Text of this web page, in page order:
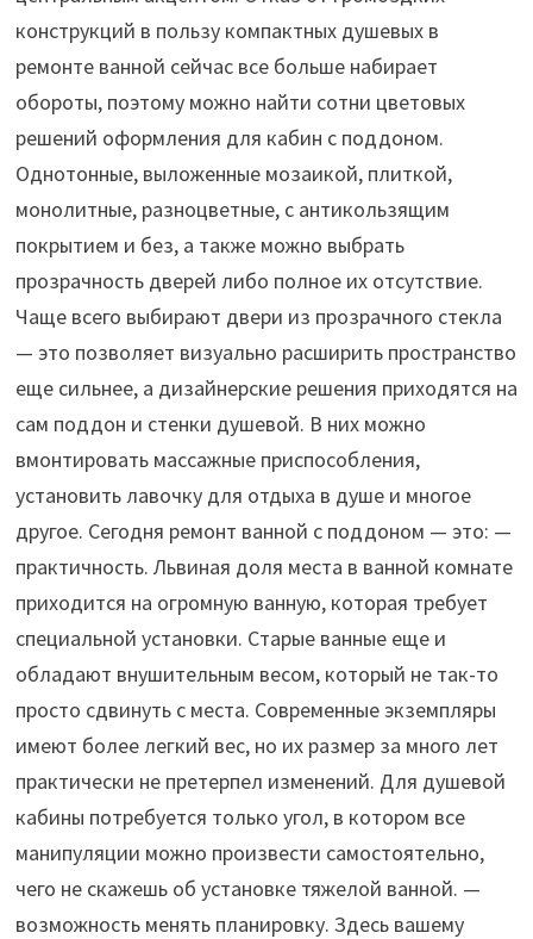
конструкций в пользу компактных душевых в
ремонте ванной сейчас все больше набирает
обороты, поэтому можно найти сотни цветовых
решений оформления для кабин с поддоном.
Однотонные, выложенные мозаикой, плиткой,
монолитные, разноцветные, с антикользящим
покрытием и без, а также можно выбрать
прозрачность дверей либо полное их отсутствие.
Чаще всего выбирают двери из прозрачного стекла
— это позволяет визуально расширить пространство
еще сильнее, а дизайнерские решения приходятся на
сам поддон и стенки душевой. В них можно
вмонтировать массажные приспособления,
установить лавочку для отдыха в душе и многое
другое. Сегодня ремонт ванной с поддоном — это: —
практичность. Львиная доля места в ванной комнате
приходится на огромную ванную, которая требует
специальной установки. Старые ванные еще и
обладают внушительным весом, который не так-то
просто сдвинуть с места. Современные экземпляры
имеют более легкий вес, но их размер за много лет
практически не претерпел изменений. Для душевой
кабины потребуется только угол, в котором все
манипуляции можно произвести самостоятельно,
чего не скажешь об установке тяжелой ванной. —
возможность менять планировку. Здесь вашему